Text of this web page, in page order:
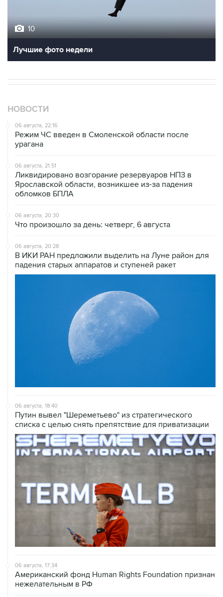
10
Лучшие фото недели
НОВОСТИ
06 августа, 22:16
Режим ЧС введен в Смоленской области после
урагана
06 августа, 21:51
Ликвидировано возгорание резервуаров НПЗ в
Ярославской области, возникшее из-за падения
обломков БПЛА
06 августа, 20:30
Что произошло за день: четверг, 6 августа
06 августа, 20:28
В ИКИ РАН предложили выделить на Луне район для
падения старых аппаратов и ступеней ракет
06 августа, 18:40
Путин вывел "Шереметьево" из стратегического
списка с целью снять препятствие для приватизации
06 августа, 17:34
Американский фонд Human Rights Foundation признан
нежелательным в РФ